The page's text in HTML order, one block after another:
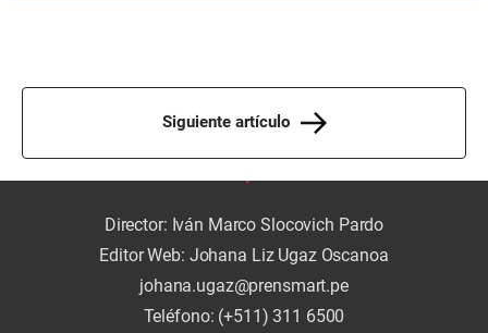
Siguiente artículo
Director: Iván Marco Slocovich Pardo
Editor Web: Johana Liz Ugaz Oscanoa
johana.ugaz@prensmart.pe
Teléfono: (+511) 311 6500